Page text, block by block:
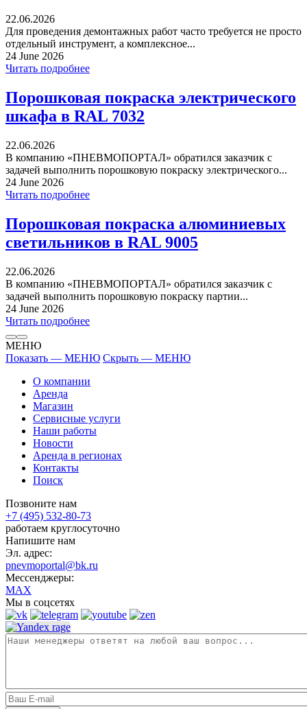
22.06.2026
Для проведения демонтажных работ часто требуется не просто
отдельный инструмент, а комплексное...
24 June 2026
Читать подробнее
Порошковая покраска электрического
шкафа в RAL 7032
22.06.2026
В компанию «ПНЕВМОПОРТАЛ» обратился заказчик с
задачей выполнить порошковую покраску электрического...
24 June 2026
Читать подробнее
Порошковая покраска алюминиевых
светильников в RAL 9005
22.06.2026
В компанию «ПНЕВМОПОРТАЛ» обратился заказчик с
задачей выполнить порошковую покраску партии...
24 June 2026
Читать подробнее
МЕНЮ
Показать — МЕНЮ Скрыть — МЕНЮ
О компании
Аренда
Магазин
Сервисные услуги
Наши работы
Новости
Аренда в регионах
Контакты
Поиск
Позвоните нам
+7 (495) 532-80-73
работаем круглосуточно
Напишите нам
Эл. адрес:
pnevmoportal@bk.ru
Мессенджеры:
MAX
Мы в соцсетях